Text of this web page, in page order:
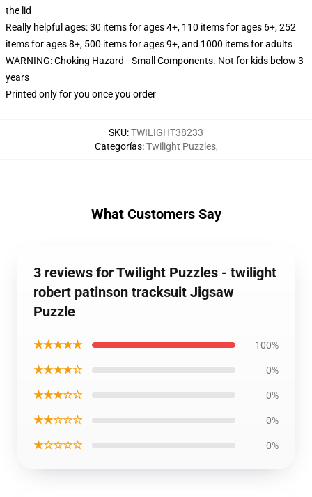
the lid
Really helpful ages: 30 items for ages 4+, 110 items for ages 6+, 252
items for ages 8+, 500 items for ages 9+, and 1000 items for adults
WARNING: Choking Hazard—Small Components. Not for kids below 3
years
Printed only for you once you order
SKU:TWILIGHT38233
Categorías:Twilight Puzzles,
What Customers Say
3 reviews for Twilight Puzzles - twilight
robert patinson tracksuit Jigsaw
Puzzle
★★★★★ 100%
★★★★☆ 0%
★★★☆☆ 0%
★★☆☆☆ 0%
★☆☆☆☆ 0%